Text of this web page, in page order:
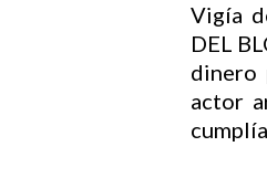
Hit enter toVigía
DEL
dinero
actor